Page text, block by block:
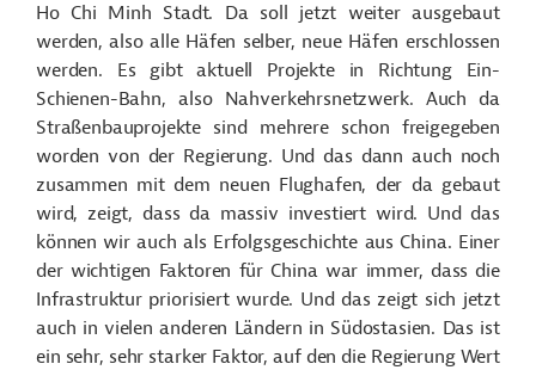
Ho Chi Minh Stadt. Da soll jetzt weiter ausgebaut
werden, also alle Häfen selber, neue Häfen erschlossen
werden. Es gibt aktuell Projekte in Richtung Ein-
Schienen-Bahn, also Nahverkehrsnetzwerk. Auch da
Straßenbauprojekte sind mehrere schon freigegeben
worden von der Regierung. Und das dann auch noch
zusammen mit dem neuen Flughafen, der da gebaut
wird, zeigt, dass da massiv investiert wird. Und das
können wir auch als Erfolgsgeschichte aus China. Einer
der wichtigen Faktoren für China war immer, dass die
Infrastruktur priorisiert wurde. Und das zeigt sich jetzt
auch in vielen anderen Ländern in Südostasien. Das ist
ein sehr, sehr starker Faktor, auf den die Regierung Wert